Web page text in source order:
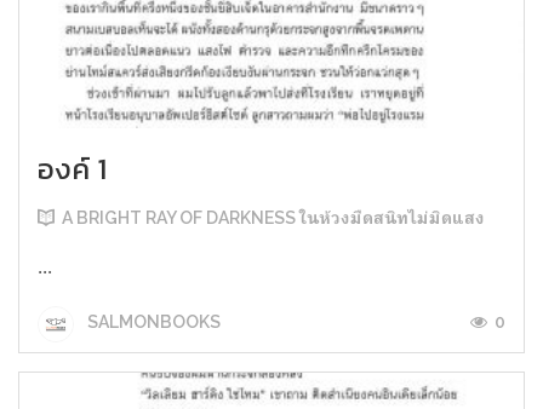
องค์ 1
A BRIGHT RAY OF DARKNESS ในห้วงมืดสนิทไม่มิดแสง
...
SALMONBOOKS 0